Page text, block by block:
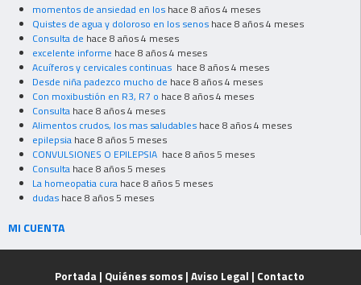
momentos de ansiedad en los hace 8 años 4 meses
Quistes de agua y doloroso en los senos hace 8 años 4 meses
Consulta de hace 8 años 4 meses
excelente informe hace 8 años 4 meses
Acuíferos y cervicales continuas hace 8 años 4 meses
Desde niña padezco mucho de hace 8 años 4 meses
Con moxibustión en R3, R7 o hace 8 años 4 meses
Consulta hace 8 años 4 meses
Alimentos crudos, los mas saludables hace 8 años 4 meses
epilepsia hace 8 años 5 meses
CONVULSIONES O EPILEPSIA hace 8 años 5 meses
Consulta hace 8 años 5 meses
La homeopatia cura hace 8 años 5 meses
dudas hace 8 años 5 meses
MI CUENTA
Portada | Quiénes somos| Aviso Legal | Contacto